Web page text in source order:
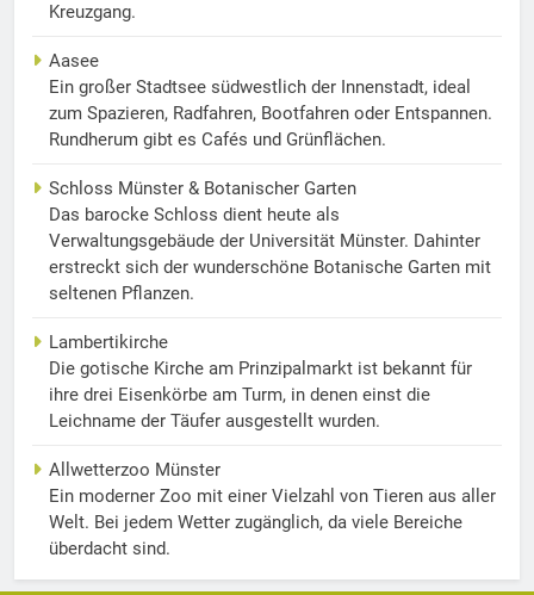
Kreuzgang.
Aasee
Ein großer Stadtsee südwestlich der Innenstadt, ideal
zum Spazieren, Radfahren, Bootfahren oder Entspannen.
Rundherum gibt es Cafés und Grünflächen.
Schloss Münster & Botanischer Garten
Das barocke Schloss dient heute als
Verwaltungsgebäude der Universität Münster. Dahinter
erstreckt sich der wunderschöne Botanische Garten mit
seltenen Pflanzen.
Lambertikirche
Die gotische Kirche am Prinzipalmarkt ist bekannt für
ihre drei Eisenkörbe am Turm, in denen einst die
Leichname der Täufer ausgestellt wurden.
Allwetterzoo Münster
Ein moderner Zoo mit einer Vielzahl von Tieren aus aller
Welt. Bei jedem Wetter zugänglich, da viele Bereiche
überdacht sind.